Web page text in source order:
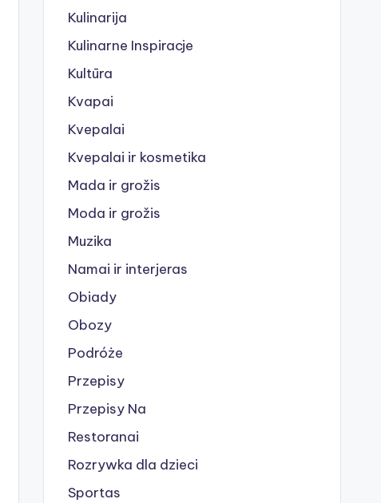
Kulinarija
Kulinarne Inspiracje
Kultūra
Kvapai
Kvepalai
Kvepalai ir kosmetika
Mada ir grožis
Moda ir grožis
Muzika
Namai ir interjeras
Obiady
Obozy
Podróże
Przepisy
Przepisy Na
Restoranai
Rozrywka dla dzieci
Sportas